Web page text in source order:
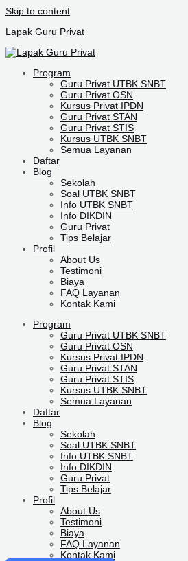
Skip to content
Lapak Guru Privat
Program
Guru Privat UTBK SNBT
Guru Privat OSN
Kursus Privat IPDN
Guru Privat STAN
Guru Privat STIS
Kursus UTBK SNBT
Semua Layanan
Daftar
Blog
Sekolah
Soal UTBK SNBT
Info UTBK SNBT
Info DIKDIN
Guru Privat
Tips Belajar
Profil
About Us
Testimoni
Biaya
FAQ Layanan
Kontak Kami
Program
Guru Privat UTBK SNBT
Guru Privat OSN
Kursus Privat IPDN
Guru Privat STAN
Guru Privat STIS
Kursus UTBK SNBT
Semua Layanan
Daftar
Blog
Sekolah
Soal UTBK SNBT
Info UTBK SNBT
Info DIKDIN
Guru Privat
Tips Belajar
Profil
About Us
Testimoni
Biaya
FAQ Layanan
Kontak Kami